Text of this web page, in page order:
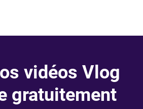
vidéos Vlog
gratuitement